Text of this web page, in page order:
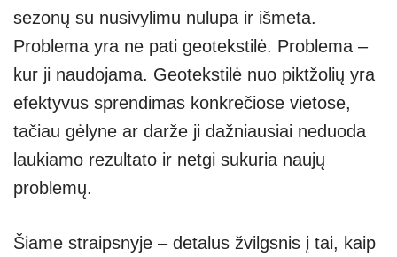
p
er
sezonų su nusivylimu nulupa ir išmeta.
Problema yra ne pati geotekstilė. Problema –
kur ji naudojama. Geotekstilė nuo piktžolių yra
efektyvus sprendimas konkrečiose vietose,
tačiau gėlyne ar darže ji dažniausiai neduoda
laukiamo rezultato ir netgi sukuria naujų
problemų.
Šiame straipsnyje – detalus žvilgsnis į tai, kaip